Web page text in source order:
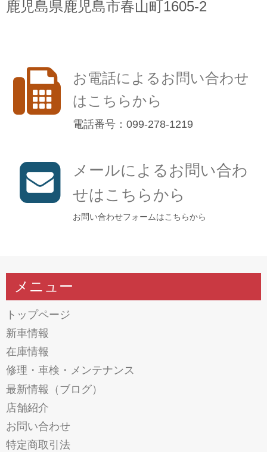
鹿児島県鹿児島市春山町1605-2
お電話によるお問い合わせ
はこちらから
電話番号：099-278-1219
メールによるお問い合わ
せはこちらから
お問い合わせフォームはこちらから
メニュー
トップページ
新車情報
在庫情報
修理・車検・メンテナンス
最新情報（ブログ）
店舗紹介
お問い合わせ
特定商取引法